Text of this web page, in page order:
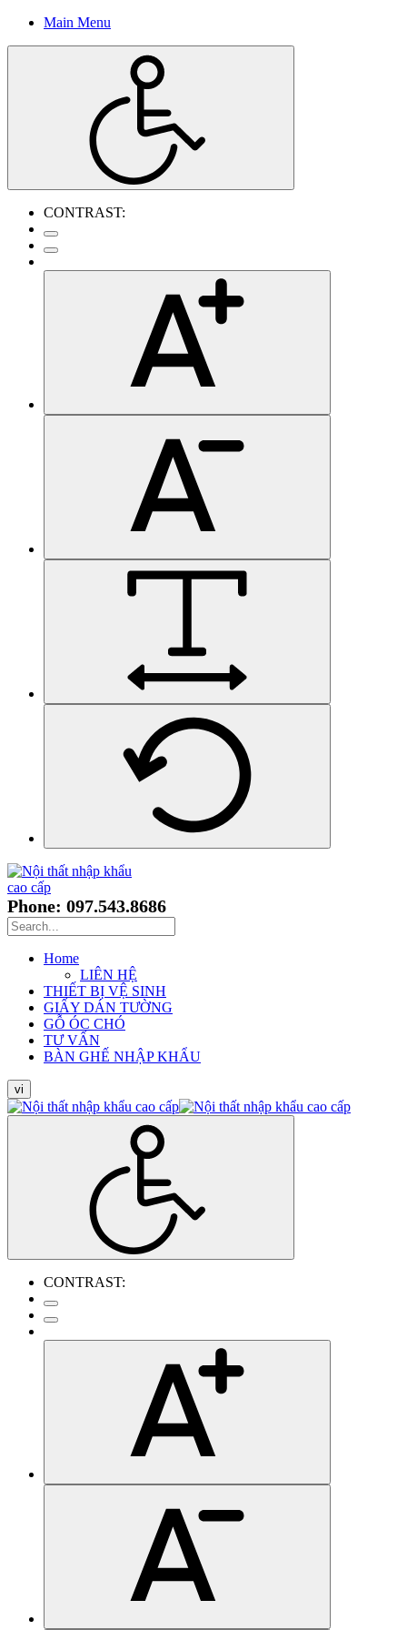
Main Menu
CONTRAST:
Phone: 097.543.8686
Home
LIÊN HỆ
THIẾT BỊ VỆ SINH
GIẤY DÁN TƯỜNG
GỖ ÓC CHÓ
TƯ VẤN
BÀN GHẾ NHẬP KHẨU
vi
CONTRAST: